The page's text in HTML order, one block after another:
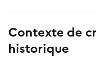
Contexte de
historique